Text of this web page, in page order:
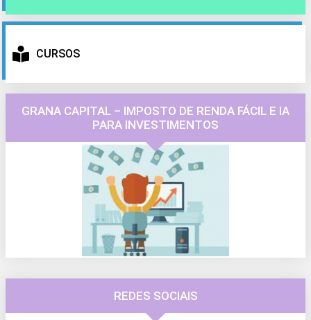
CURSOS
GRANA CAPITAL – IMPOSTO DE RENDA FÁCIL E IA
PARA INVESTIMENTOS
REDES SOCIAIS